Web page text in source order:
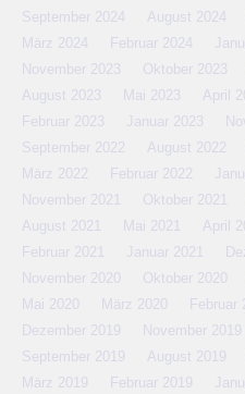
September 2024
August 2024
März 2024
Februar 2024
November 2023
Oktober 2023
August 2023
Mai 2023 April
Februar 2023
Januar 2023
September 2022
August 2022
März 2022
Februar 2022
November 2021
Oktober 2021
August 2021
Mai 2021 April
Februar 2021
Januar 2021
November 2020
Oktober 2020
Mai 2020
März 2020 Februar
Dezember 2019
November 2019
September 2019
August 2019
März 2019
Februar 2019